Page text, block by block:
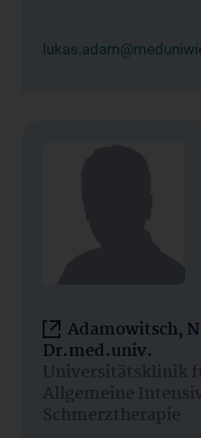
Adamowitsch,
Dr.med.univ.
Universitätsklinik
Allgemeine
Schmerztherapie